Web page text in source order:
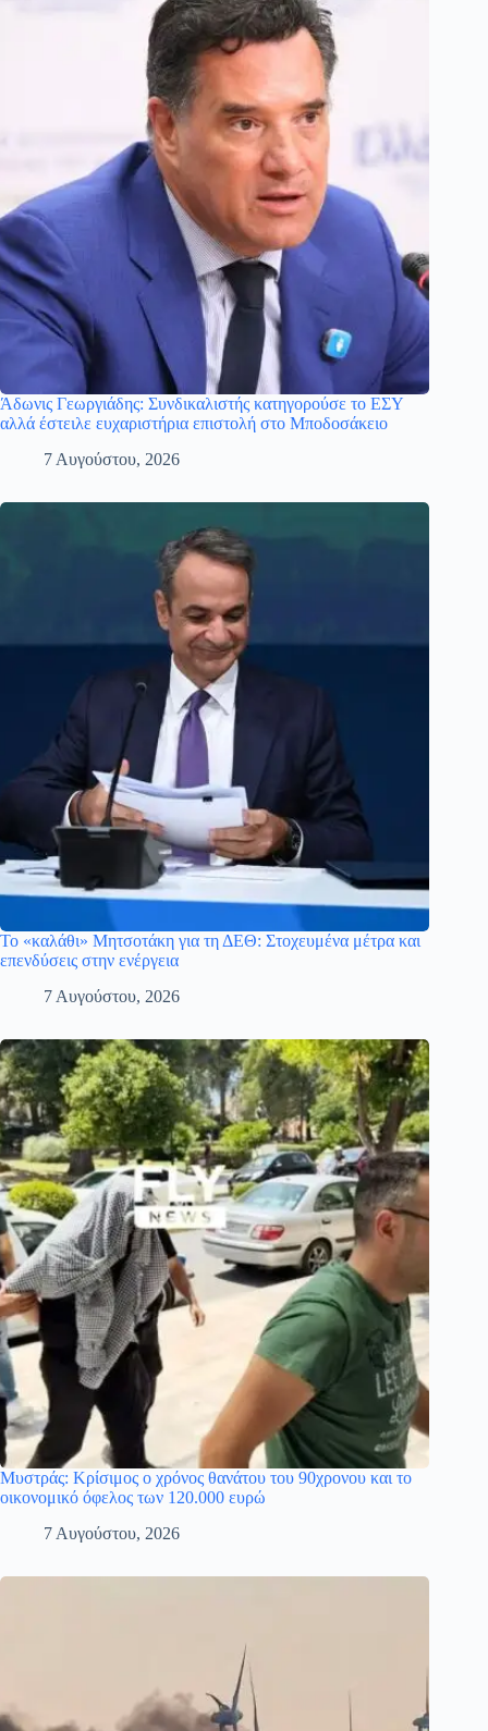
Άδωνις Γεωργιάδης: Συνδικαλιστής κατηγορούσε το ΕΣΥ
αλλά έστειλε ευχαριστήρια επιστολή στο Μποδοσάκειο
7 Αυγούστου, 2026
Το «καλάθι» Μητσοτάκη για τη ΔΕΘ: Στοχευμένα μέτρα και
επενδύσεις στην ενέργεια
7 Αυγούστου, 2026
Μυστράς: Κρίσιμος ο χρόνος θανάτου του 90χρονου και το
οικονομικό όφελος των 120.000 ευρώ
7 Αυγούστου, 2026